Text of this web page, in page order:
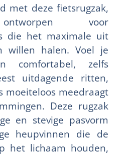
met deze fietsrugzak,
voor
die het maximale uit
willen halen. Voel je
comfortabel, zelfs
uitdagende ritten,
moeiteloos meedraagt
Deze rugzak
en stevige pasvorm
heupvinnen die de
het lichaam houden,